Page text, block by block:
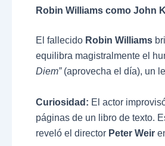
Robin Williams como John
El fallecido Robin Williams
equilibra magistralmente el
Diem”(aprovecha el día), un
Curiosidad: El actor
páginas de un libro de texto.
reveló el director Peter Weir